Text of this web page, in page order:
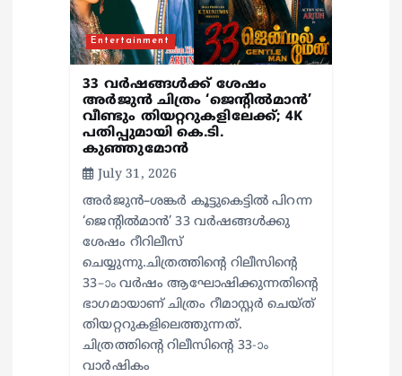
Entertainment
33 വർഷങ്ങൾക്ക് ശേഷം
അർജുൻ ചിത്രം ‘ജെന്റിൽമാൻ’
വീണ്ടും തിയറ്ററുകളിലേക്ക്; 4K
പതിപ്പുമായി കെ.ടി.
കുഞ്ഞുമോൻ
July 31, 2026
അർജുൻ–ശങ്കർ കൂട്ടുകെട്ടിൽ പിറന്ന
‘ജെന്റിൽമാൻ’ 33 വർഷങ്ങൾക്കു
ശേഷം റീറിലീസ്
ചെയ്യുന്നു.ചിത്രത്തിന്റെ റിലീസിന്റെ
33–ാം വർഷം ആഘോഷിക്കുന്നതിന്റെ
ഭാഗമായാണ് ചിത്രം റീമാസ്റ്റർ ചെയ്ത്
തിയറ്ററുകളിലെത്തുന്നത്.
ചിത്രത്തിന്റെ റിലീസിന്റെ 33-ാം
വാർഷികം